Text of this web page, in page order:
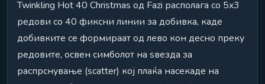
Twinkling Hot 40 Christmas од Fazi располага со 5x3
редови со 40 фиксни линии за добивка, каде
добивките се формираат од лево кон десно преку
редовите, освен симболот на ѕвезда за
распрснување (scatter) кој плаќа насекаде на